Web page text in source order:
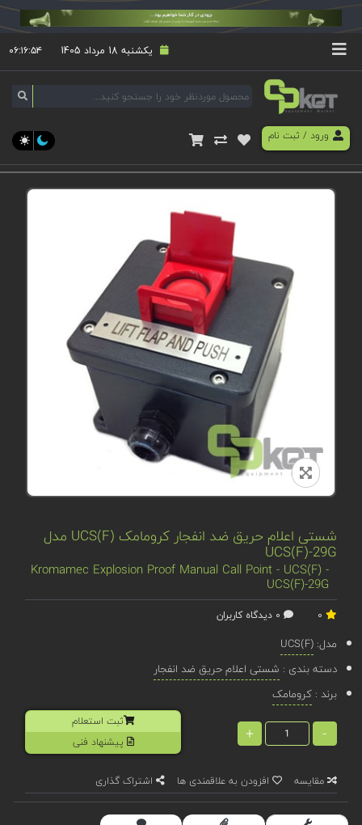
یکشنبه 18 مرداد 1405 ۰۶:۱۶:۵۴
ورود/ ثبت نام
شستی اعلام حریق ضد انفجار کرومامک UCS(F) مدل
UCS(F)-29G
Kromamec Explosion Proof Manual Call Point - UCS(F) -
UCS(F)-29G
مدل:UCS(F)
دسته بندی : شستی اعلام حریق ضد انفجار
برند :کرومامک
-
+
ثبت استعلام
پیشنهاد فنی
مقایسه افزودن به علاقمندی ها اشتراک گذاری